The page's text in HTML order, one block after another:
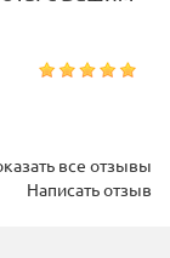
все отзывы
Написать отзыв